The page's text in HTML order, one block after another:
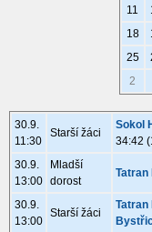
11
18
25
2
30.9.
11:30
Starší žáci
Sokol
34:42
30.9.
13:00
Mladší
dorost
Tatran
30.9.
13:00
Starší žáci
Tatran